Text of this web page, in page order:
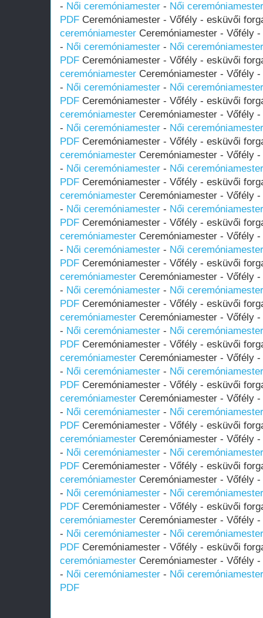
- Női ceremóniamester - Női
PDF Ceremóniamester - Vőfély - esküvői
ceremóniamester Ceremóniamester - Vőfély
- Női ceremóniamester - Női
PDF Ceremóniamester - Vőfély - esküvői
ceremóniamester Ceremóniamester - Vőfély
- Női ceremóniamester - Női
PDF Ceremóniamester - Vőfély - esküvői
ceremóniamester Ceremóniamester - Vőfély
- Női ceremóniamester - Női
PDF Ceremóniamester - Vőfély - esküvői
ceremóniamester Ceremóniamester - Vőfély
- Női ceremóniamester - Női
PDF Ceremóniamester - Vőfély - esküvői
ceremóniamester Ceremóniamester - Vőfély
- Női ceremóniamester - Női
PDF Ceremóniamester - Vőfély - esküvői
ceremóniamester Ceremóniamester - Vőfély
- Női ceremóniamester - Női
PDF Ceremóniamester - Vőfély - esküvői
ceremóniamester Ceremóniamester - Vőfély
- Női ceremóniamester - Női
PDF Ceremóniamester - Vőfély - esküvői
ceremóniamester Ceremóniamester - Vőfély
- Női ceremóniamester - Női
PDF Ceremóniamester - Vőfély - esküvői
ceremóniamester Ceremóniamester - Vőfély
- Női ceremóniamester - Női
PDF Ceremóniamester - Vőfély - esküvői
ceremóniamester Ceremóniamester - Vőfély
- Női ceremóniamester - Női
PDF Ceremóniamester - Vőfély - esküvői
ceremóniamester Ceremóniamester - Vőfély
- Női ceremóniamester - Női
PDF Ceremóniamester - Vőfély - esküvői
ceremóniamester Ceremóniamester - Vőfély
- Női ceremóniamester - Női
PDF Ceremóniamester - Vőfély - esküvői
ceremóniamester Ceremóniamester - Vőfély
- Női ceremóniamester - Női
PDF Ceremóniamester - Vőfély - esküvői
ceremóniamester Ceremóniamester - Vőfély
- Női ceremóniamester - Női
PDF